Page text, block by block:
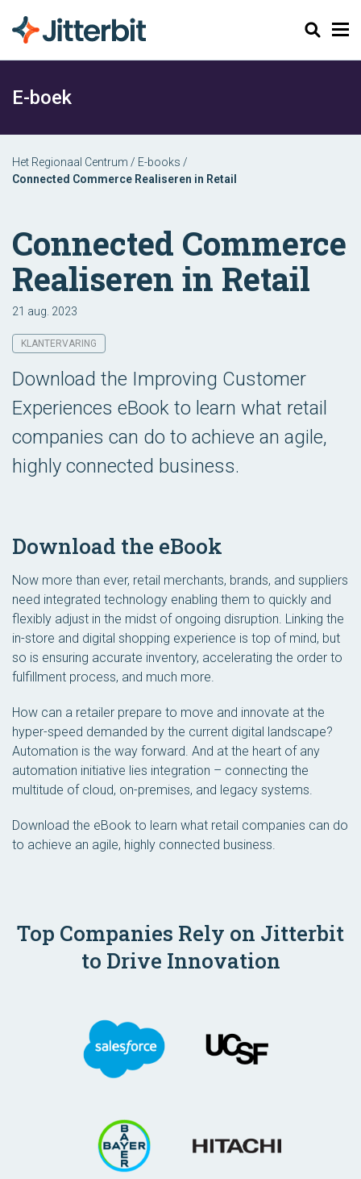
Zoeken
E-boek
Het Regionaal Centrum / E-books /
Connected Commerce Realiseren in Retail
Connected Commerce
Realiseren in Retail
21 aug. 2023
KLANTERVARING
Download the Improving Customer
Experiences eBook to learn what retail
companies can do to achieve an agile,
highly connected business.
Now more than ever, retail merchants, brands, and suppliers
need integrated technology enabling them to quickly and
flexibly adjust in the midst of ongoing disruption. Linking the
in-store and digital shopping experience is top of mind, but
so is ensuring accurate inventory, accelerating the order to
fulfillment process, and much more.
How can a retailer prepare to move and innovate at the
hyper-speed demanded by the current digital landscape?
Automation is the way forward. And at the heart of any
automation initiative lies integration – connecting the
multitude of cloud, on-premises, and legacy systems.
Download the eBook to learn what retail companies can do
to achieve an agile, highly connected business.
Download the eBook
Top Companies Rely on Jitterbit
to Drive Innovation